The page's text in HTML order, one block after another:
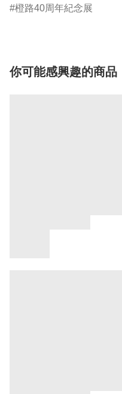
橙路40周年紀念展
你可能感興趣的商品